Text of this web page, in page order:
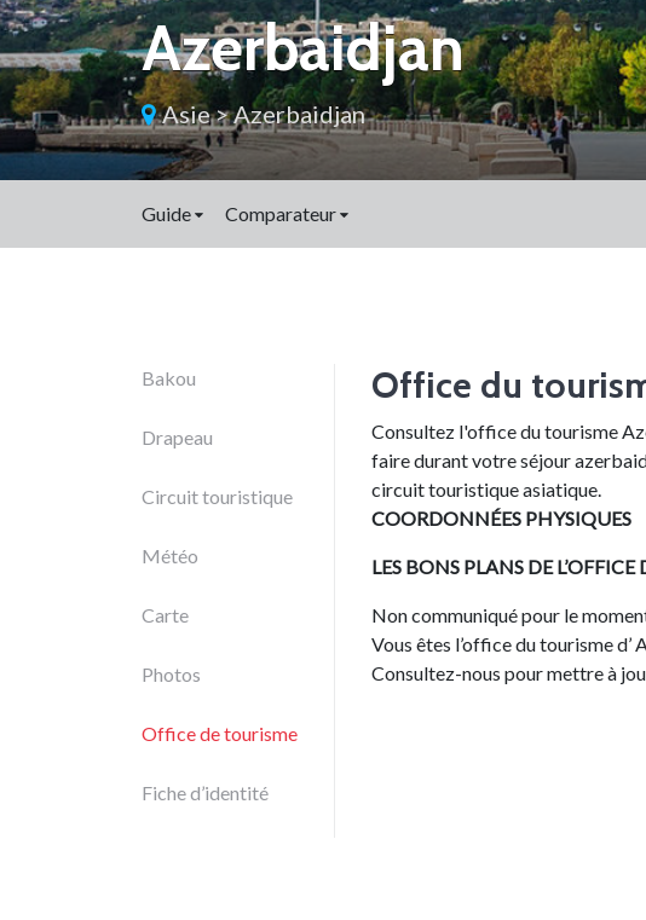
Azerbaidjan
Asie>Azerbaidjan
Guide Comparateur
Bakou
Drapeau
Circuit touristique
Météo
Carte
Photos
Office de tourisme
Fiche d’identité
Office du
Consultez l'office du tourisme
faire durant votre séjour
circuit touristique asiatique.
COORDONNÉES PHYSIQUES
LES BONS PLANS DE
Non communiqué pour le
Vous êtes l’office du tourisme d’
Consultez-nous pour mettre à